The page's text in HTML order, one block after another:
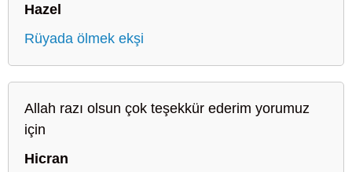
Hazel
Rüyada ölmek ekşi
Allah razı olsun çok teşekkür ederim yorumuz
için
Hicran